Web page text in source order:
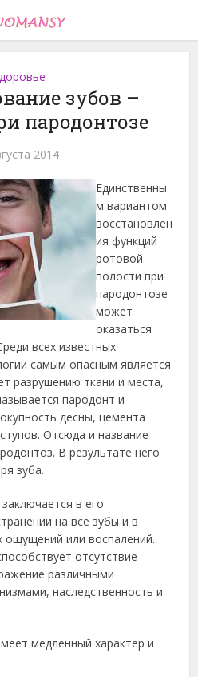
зубов –
пародонтозе
2014
Единственны
м вариантом
восстановлен
ия функций
ротовой
полости при
пародонтозе
может
оказаться
всех известных
самым опасным является
разрушению ткани и места,
пародонт и
десны, цемента
Отсюда и название
В результате него
зуба.
в его
на все зубы и в
ощущений или воспалений.
отсутствие
различными
наследственность и
медленный характер и